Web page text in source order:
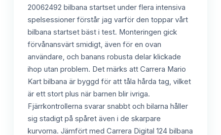
20062492 bilbana startset under flera intensiva
spelsessioner förstår jag varför den toppar vårt
bilbana startset bäst i test. Monteringen gick
förvånansvärt smidigt, även för en ovan
användare, och banans robusta delar klickade
ihop utan problem. Det märks att Carrera Mario
Kart bilbana är byggd för att tåla hårda tag, vilket
är ett stort plus när barnen blir ivriga.
Fjärrkontrollerna svarar snabbt och bilarna håller
sig stadigt på spåret även i de skarpare
kurvorna. Jämfört med Carrera Digital 124 bilbana